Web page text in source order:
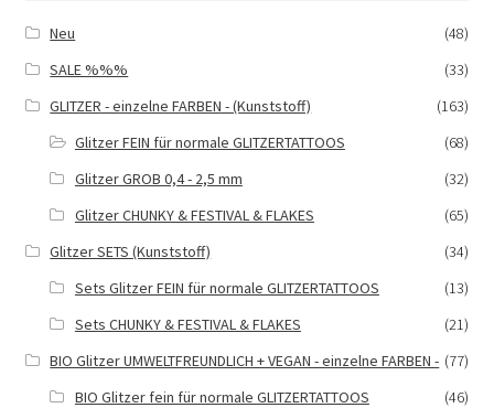
Neu
(48)
SALE %%%
(33)
GLITZER - einzelne FARBEN - (Kunststoff)
(163)
Glitzer FEIN für normale GLITZERTATTOOS
(68)
Glitzer GROB 0,4 - 2,5 mm
(32)
Glitzer CHUNKY & FESTIVAL & FLAKES
(65)
Glitzer SETS (Kunststoff)
(34)
Sets Glitzer FEIN für normale GLITZERTATTOOS
(13)
Sets CHUNKY & FESTIVAL & FLAKES
(21)
BIO Glitzer UMWELTFREUNDLICH + VEGAN - einzelne FARBEN - (77)
BIO Glitzer fein für normale GLITZERTATTOOS
(46)